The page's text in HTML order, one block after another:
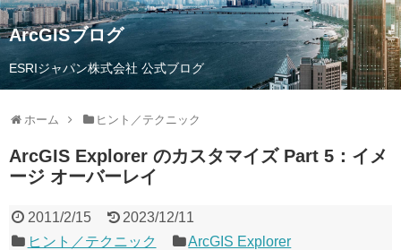
ArcGISブログ
ESRIジャパン株式会社 公式ブログ
ホーム ヒント／テクニック
ArcGIS Explorer のカスタマイズ Part 5：イメ
ージ オーバーレイ
2011/2/15
2023/12/11
ヒント／テクニック
ArcGIS Explorer